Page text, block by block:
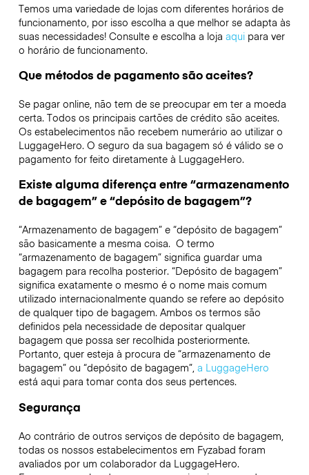
Temos uma variedade de lojas com diferentes horários de
funcionamento, por isso escolha a que melhor se adapta às
suas necessidades! Consulte e escolha a loja aquipara ver
o horário de funcionamento.
Que métodos de pagamento são aceites?
Se pagar online, não tem de se preocupar em ter a moeda
certa. Todos os principais cartões de crédito são aceites.
Os estabelecimentos não recebem numerário ao utilizar o
LuggageHero. O seguro da sua bagagem só é válido se o
pagamento for feito diretamente à LuggageHero.
Existe alguma diferença entre “armazenamento
de bagagem” e “depósito de bagagem”?
“Armazenamento de bagagem” e “depósito de bagagem”
são basicamente a mesma coisa. O termo
“armazenamento de bagagem” significa guardar uma
bagagem para recolha posterior. “Depósito de bagagem”
significa exatamente o mesmo é o nome mais comum
utilizado internacionalmente quando se refere ao depósito
de qualquer tipo de bagagem. Ambos os termos são
definidos pela necessidade de depositar qualquer
bagagem que possa ser recolhida posteriormente.
Portanto, quer esteja à procura de “armazenamento de
bagagem” ou “depósito de bagagem”,a LuggageHero
está aqui para tomar conta dos seus pertences.
Segurança
Ao contrário de outros serviços de depósito de bagagem,
todas os nossos estabelecimentos em Fyzabad foram
avaliados por um colaborador da LuggageHero.